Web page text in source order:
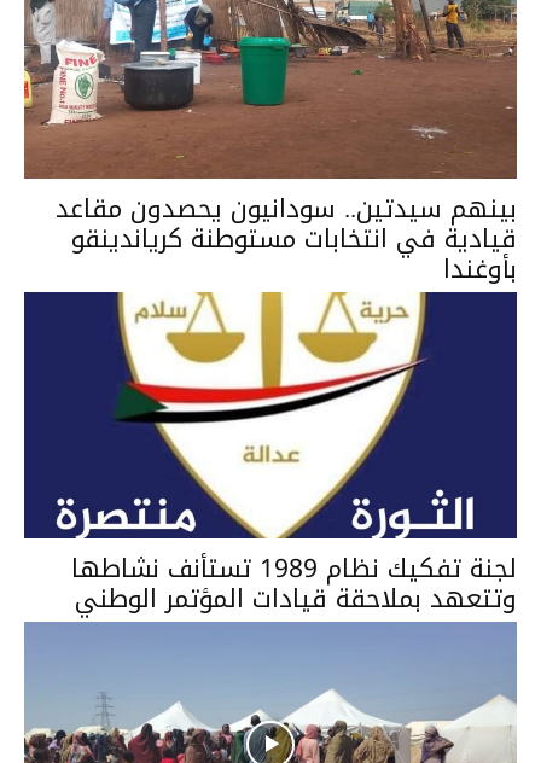
بينهم سيدتين.. سودانيون يحصدون مقاعد
قيادية في انتخابات مستوطنة كرياندينقو
بأوغندا
لجنة تفكيك نظام 1989 تستأنف نشاطها
وتتعهد بملاحقة قيادات المؤتمر الوطني